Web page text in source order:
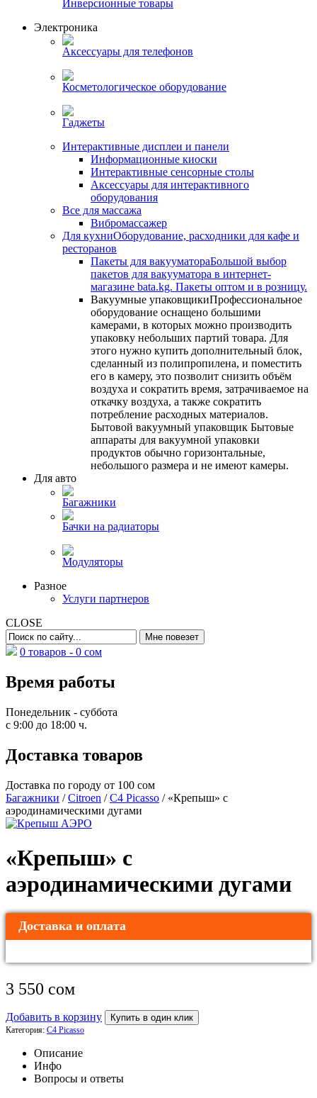
Инверсионные товары
Электроника
Аксессуары для телефонов
Косметологическое оборудование
Гаджеты
Интерактивные дисплеи и панели
Информационные киоски
Интерактивные сенсорные столы
Аксессуары для интерактивного
оборудования
Все для массажа
Вибромассажер
Для кухниОборудование, расходники для кафе и
ресторанов
Пакеты для вакууматораБольшой выбор
пакетов для вакууматора в интернет-
магазине bata.kg. Пакеты оптом и в розницу.
Вакуумные упаковщикиПрофессиональное
оборудование оснащено большими
камерами, в которых можно производить
упаковку небольших партий товара. Для
этого нужно купить дополнительный блок,
сделанный из полипропилена, и поместить
его в камеру, это позволит снизить объём
воздуха и сократить время, затрачиваемое на
откачку воздуха, а также сократить
потребление расходных материалов.
Бытовой вакуумный упаковщик Бытовые
аппараты для вакуумной упаковки
продуктов обычно горизонтальные,
небольшого размера и не имеют камеры.
Для авто
Багажники
Бачки на радиаторы
Модуляторы
Разное
Услуги партнеров
CLOSE
0 товаров - 0 сом
Время работы
Понедельник - суббота
с 9:00 до 18:00 ч.
Доставка товаров
Доставка по городу от 100 сом
Багажники /Citroen /C4 Picasso / «Крепыш» с
аэродинамическими дугами
«Крепыш» с
аэродинамическими дугами
Доставка и оплата
3 550 сом
Добавить в корзину Купить в один клик
Категория: C4 Picasso
Описание
Инфо
Вопросы и ответы